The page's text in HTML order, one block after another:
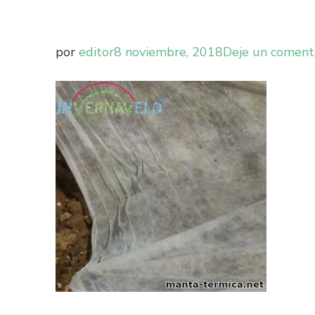
por editor8 noviembre, 2018Deje un